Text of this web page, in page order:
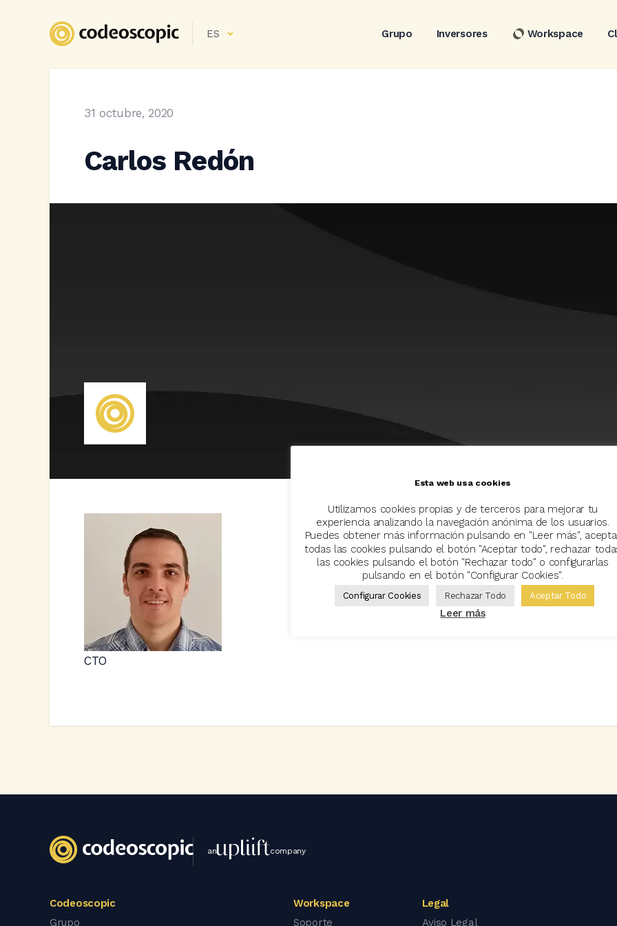
ES Grupo Inversores Workspace
31 octubre, 2020
Carlos Redón
CTO
an company
Codeoscopic
Grupo
Workspace
Soporte
Legal
Aviso Legal
Esta web usa cookies
Utilizamos cookies propias y de terceros para mejorar tu
experiencia analizando la navegación anónima de los usuarios.
Puedes obtener más información pulsando en "Leer más",
todas las cookies pulsando el botón "Aceptar todo", rechazar
las cookies pulsando el botón "Rechazar todo" o configurarlas
pulsando en el botón "Configurar Cookies".
Configurar Cookies Rechazar Todo Aceptar Todo
Leer más